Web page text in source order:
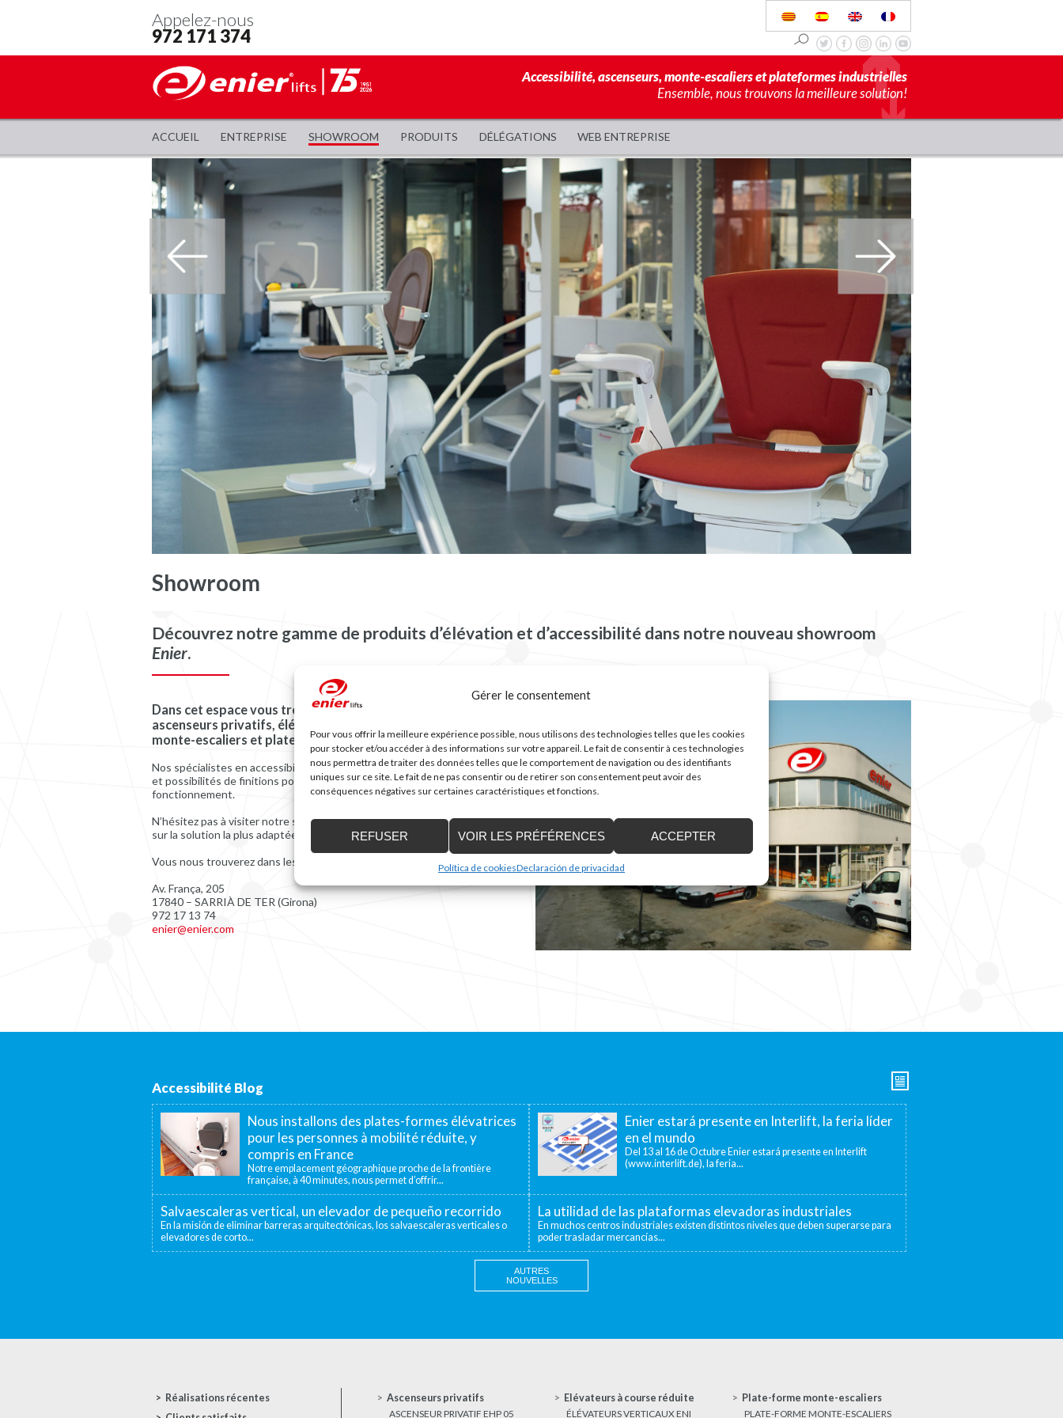
Gérer le consentement
Pour vous offrir la meilleure expérience possible, nous utilisons des technologies telles que les cookies
pour stocker et/ou accéder à des informations sur votre appareil. Le fait de consentir à ces technologies
nous permettra de traiter des données telles que le comportement de navigation ou des identifiants
uniques sur ce site. Le fait de ne pas consentir ou de retirer son consentement peut avoir des
conséquences négatives sur certaines caractéristiques et fonctions.
ACCEPTER
REFUSER VOIR LES PRÉFÉRENCES
Política de cookiesDeclaración de privacidad
Appelez-nous
972 171 374
Accessibilité, ascenseurs, monte-escaliers et plateformes industrielles
Ensemble, nous trouvons la meilleure solution!
ACCUEIL ENTREPRISE SHOWROOM PRODUITS DÉLÉGATIONS WEB ENTREPRISE
Showroom
Découvrez notre gamme de produits d’élévation et d’accessibilité dans notre nouveau showroom
Enier.
Dans cet espace vous trouverez les dernières nouveautés en
ascenseurs privatifs, élévateurs à course réduite, sièges
monte-escaliers et plate-formes élévatrices.
Nos spécialistes en accessibilité vous informeront des caractéristiques
et possibilités de finitions pour chaque produit, que vous pourrez voir en
fonctionnement.
N’hésitez pas à visiter notre showroom Enier et nous vous conseillerons
sur la solution la plus adaptée à vos besoins.
Vous nous trouverez dans les locaux de notre siège social :
Av. França, 205
17840 – SARRIÀ DE TER (Girona)
972 17 13 74
enier@enier.com
Accessibilité Blog
Nous installons des plates-formes élévatrices
pour les personnes à mobilité réduite, y
compris en France
Notre emplacement géographique proche de la frontière
française, à 40 minutes, nous permet d’offrir...
Enier estará presente en Interlift, la feria líder
en el mundo
Del 13 al 16 de Octubre Enier estará presente en Interlift
(www.interlift.de), la feria...
Salvaescaleras vertical, un elevador de pequeño recorrido
En la misión de eliminar barreras arquitectónicas, los salvaescaleras verticales o
elevadores de corto...
La utilidad de las plataformas elevadoras industriales
En muchos centros industriales existen distintos niveles que deben superarse para
poder trasladar mercancías...
AUTRES
NOUVELLES
Réalisations récentes
Ascenseurs privatifs
ASCENSEUR PRIVATIF EHP 05
Elévateurs à course réduite
ÉLÉVATEURS VERTICAUX ENI
Plate-forme monte-escaliers
PLATE-FORME MONTE-ESCALIERS